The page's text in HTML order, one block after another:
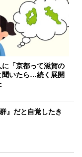
に「京都って滋賀の
聞いたら…続く展開
』だと自覚したき